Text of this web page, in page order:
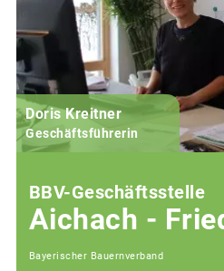
Doris Kreitner
Geschäftsführerin
BBV-Geschäftsstelle
Aichach -
Bayerischer Bauernverband